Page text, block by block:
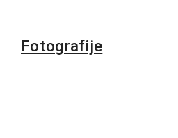
Fotografije